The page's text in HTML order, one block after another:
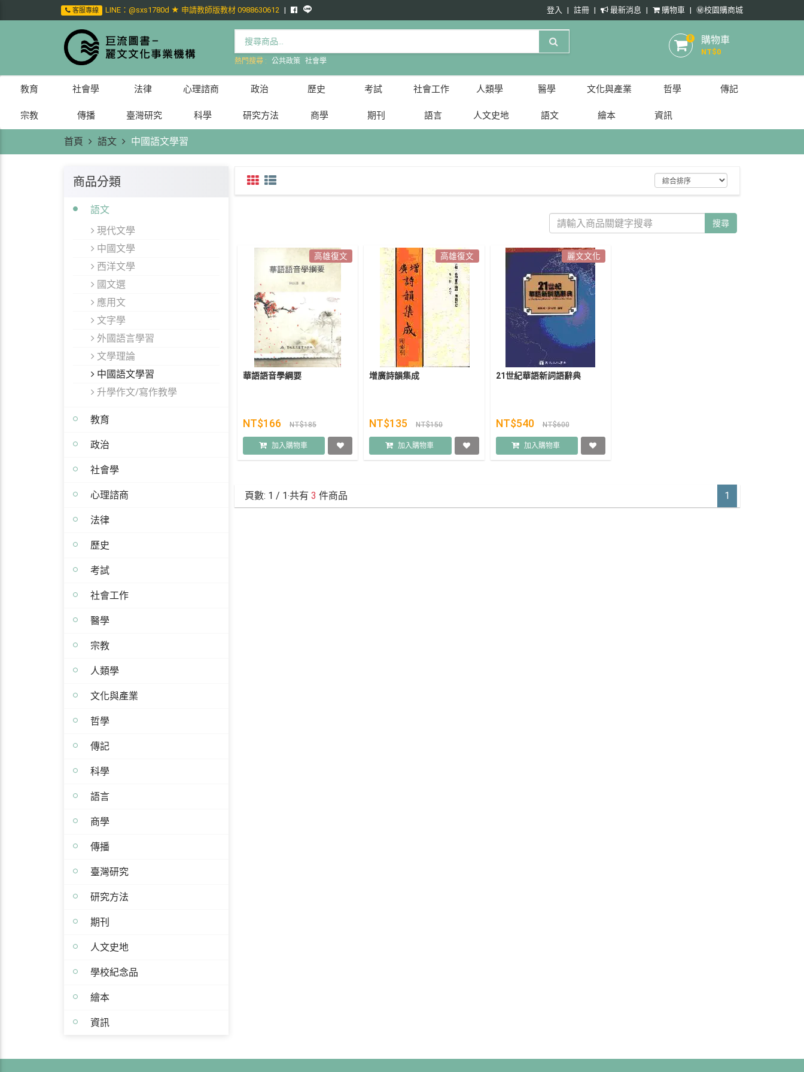
客服專線 LINE：@sxs1780d ★ 申請教師版教材 0988630612 登入 註冊 最新消息 購物車 ㊙️校園購商城
熱門搜尋 : 公共政策 社會學
0 購物車
NT$0
教育 社會學 法律 心理諮商 政治 歷史 考試 社會工作 人類學 醫學 文化與產業 哲學 傳記
宗教 傳播 臺灣研究 科學 研究方法 商學 期刊 語言 人文史地 語文 繪本 資訊
首頁 語文 中國語文學習
商品分類
語文
現代文學
中國文學
西洋文學
國文選
應用文
文字學
外國語言學習
文學理論
中國語文學習
升學作文/寫作教學
教育
政治
社會學
心理諮商
法律
歷史
考試
社會工作
醫學
宗教
人類學
文化與產業
哲學
傳記
科學
語言
商學
傳播
臺灣研究
研究方法
期刊
人文史地
學校紀念品
繪本
資訊
搜尋
高雄復文
華語語音學綱要
NT$166 NT$185
加入購物車
高雄復文
增廣詩韻集成
NT$135 NT$150
加入購物車
麗文文化
21世紀華語新詞語辭典
NT$540 NT$600
加入購物車
頁數: 1 / 1‧共有 3 件商品 1